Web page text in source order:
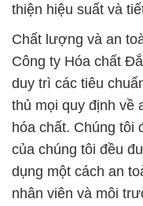
thiện hiệu suất và
Chất lượng và an
Công ty Hóa chất
duy trì các tiêu
thủ mọi quy định về
hóa chất. Chúng tôi
của chúng tôi đều
dụng một cách an
nhân viên và môi